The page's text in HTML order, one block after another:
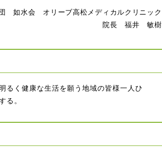
如水会 オリーブ高松メディカルクリニック
院長 福井 敏樹
るく健康な生活を願う地域の皆様一人ひ
る。